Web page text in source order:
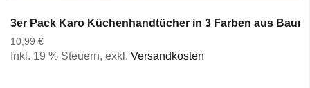
3er Pack Karo Küchenhandtücher in 3 Farben aus
10,99 €
Inkl. 19 % Steuern, exkl. Versandkosten